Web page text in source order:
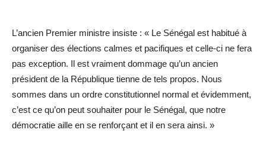
L’ancien Premier ministre insiste : « Le Sénégal est habitué à
organiser des élections calmes et pacifiques et celle-ci ne fera
pas exception. Il est vraiment dommage qu’un ancien
président de la République tienne de tels propos. Nous
sommes dans un ordre constitutionnel normal et évidemment,
c’est ce qu’on peut souhaiter pour le Sénégal, que notre
démocratie aille en se renforçant et il en sera ainsi. »